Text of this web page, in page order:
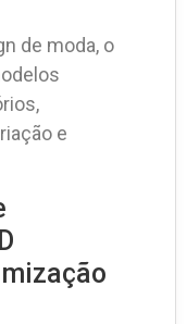
de moda, o
e